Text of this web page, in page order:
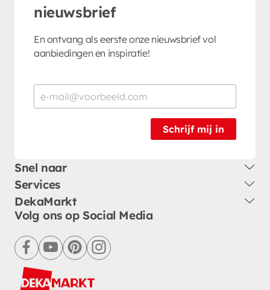
nieuwsbrief
En ontvang als eerste onze nieuwsbrief vol
aanbiedingen en inspiratie!
Schrijf mij in
Snel naar
Services
DekaMarkt
Volg ons op Social Media
facebookyoutubepinterestinstagram